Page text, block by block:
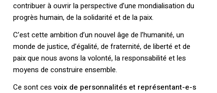
contribuer à ouvrir la perspective d’une mondialisation du
progrès humain, de la solidarité et de la paix.
C’est cette ambition d’un nouvel âge de l’humanité, un
monde de justice, d’égalité, de fraternité, de liberté et de
paix que nous avons la volonté, la responsabilité et les
moyens de construire ensemble.
Ce sont ces voix de personnalités et représentant-e-s